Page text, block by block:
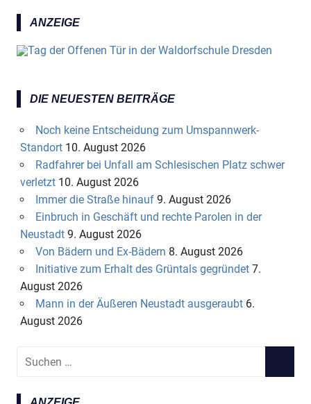
ANZEIGE
DIE NEUESTEN BEITRÄGE
Noch keine Entscheidung zum Umspannwerk-
Standort 10. August 2026
Radfahrer bei Unfall am Schlesischen Platz schwer
verletzt 10. August 2026
Immer die Straße hinauf 9. August 2026
Einbruch in Geschäft und rechte Parolen in der
Neustadt 9. August 2026
Von Bädern und Ex-Bädern 8. August 2026
Initiative zum Erhalt des Grüntals gegründet 7.
August 2026
Mann in der Äußeren Neustadt ausgeraubt 6.
August 2026